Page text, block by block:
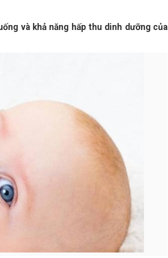
và khả năng hấp thu dinh dưỡng của